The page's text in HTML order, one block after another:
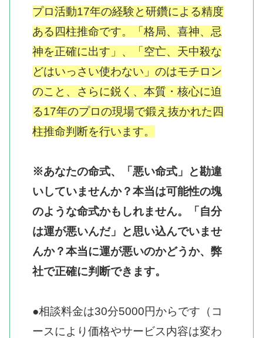
プロ活動17年の経験と研鑽による精度
ある四柱推命です。「格局、喜神、忌
神を正確に出す」、「空亡、天中殺な
どはいっさい使わない」のはモチロン
のこと、さらに鋭く、本質・核心に迫
る17年のプロの現場で鍛え抜かれた四
柱推命判断を行います。
※あなたの命式、「悪い命式」と勘違
いしていませんか？本当は可能性の塊
のような命式かもしれません。「自分
は運が悪いんだ」と思い込んでいませ
んか？本当に運が悪いのかどうか、弊
社で正確に判断できます。
●相談料金は30分5000円からです（コ
ースにより価格やサービス内容は変わ